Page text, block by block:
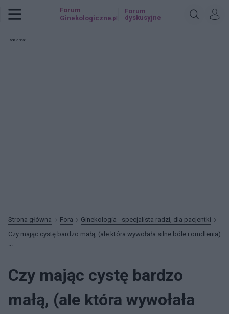
Forum
Ginekologiczne .pl
Forum
dyskusyjne
Reklama:
Strona główna Fora
Ginekologia - specjalista radzi, dla pacjentki
Czy mając cystę bardzo małą, (ale która wywołała silne bóle i omdlenia)
...
Czy mając cystę bardzo
małą, (ale która wywołała